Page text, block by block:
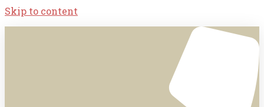
Skip to content